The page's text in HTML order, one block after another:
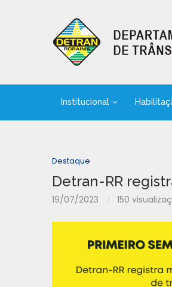
Institucional
Destaque
Detran-RR
19/07/2023 150